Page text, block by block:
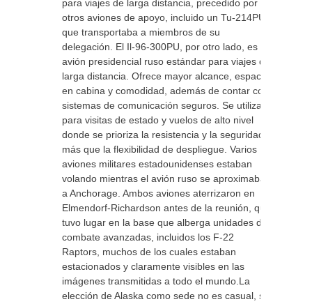
para viajes de larga distancia, precedido por
otros aviones de apoyo, incluido un Tu-214PU
que transportaba a miembros de su
delegación. El Il-96-300PU, por otro lado, es el
avión presidencial ruso estándar para viajes de
larga distancia. Ofrece mayor alcance, espacio
en cabina y comodidad, además de contar con
sistemas de comunicación seguros. Se utiliza
para visitas de estado y vuelos de alto nivel
donde se prioriza la resistencia y la seguridad
más que la flexibilidad de despliegue. Varios
aviones militares estadounidenses estaban
volando mientras el avión ruso se aproximaba
a Anchorage. Ambos aviones aterrizaron en
Elmendorf-Richardson antes de la reunión, que
tuvo lugar en la base que alberga unidades de
combate avanzadas, incluidos los F-22
Raptors, muchos de los cuales estaban
estacionados y claramente visibles en las
imágenes transmitidas a todo el mundo.La
elección de Alaska como sede no es casual, se